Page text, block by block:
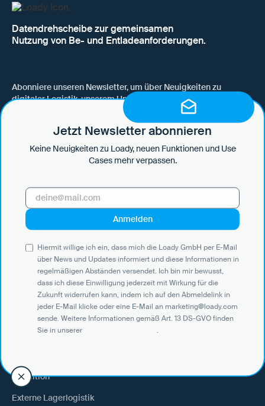
Datendrehscheibe zur gemeinsamen
Nutzung von Be- und Entladeanforderungen.
Abonniere unseren Newsletter, um über Neuigkeiten zu
digitaler Logistik, unserem Unternehmen, neuen Funktionen
und Use Cases auf dem Laufenden zu bleiben.
Hiermit willige ich ein, dass mich die Loady GmbH per E-Mail über
News und Updates informiert und diese Informationen in
regelmäßigen Abständen versendet. Ich bin mir bewusst, dass ich
diese Einwilligung jederzeit mit Wirkung für die Zukunft widerrufen
E-Mail an marketing@loady.com sende. Weitere Informationen
gemäß Art. 13 DS-GVO finden Sie in unsererDatenschutzerklärung
Use Cases
Verlader
Spedition
Externe Lagerlogistik
Jetzt Newsletter abonnieren
Keine Neuigkeiten zu Loady, neuen Funktionen und Use
Cases mehr verpassen.
Hiermit willige ich ein, dass mich die Loady GmbH per E-Mail
über News und Updates informiert und diese Informationen in
regelmäßigen Abständen versendet. Ich bin mir bewusst,
dass ich diese Einwilligung jederzeit mit Wirkung für die
Zukunft widerrufen kann, indem ich auf den Abmeldelink in
jeder E-Mail klicke oder eine E-Mail an marketing@loady.com
sende. Weitere Informationen gemäß Art. 13 DS-GVO finden
Sie in unserer
.